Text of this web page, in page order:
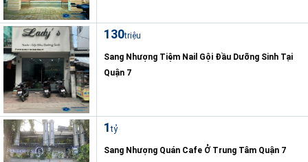
130triệu
Sang Nhượng Tiệm Nail Gội Đầu Dưỡng Sinh Tại
Quận 7
1tỷ
Sang Nhượng Quán Cafe Ở Trung Tâm Quận 7